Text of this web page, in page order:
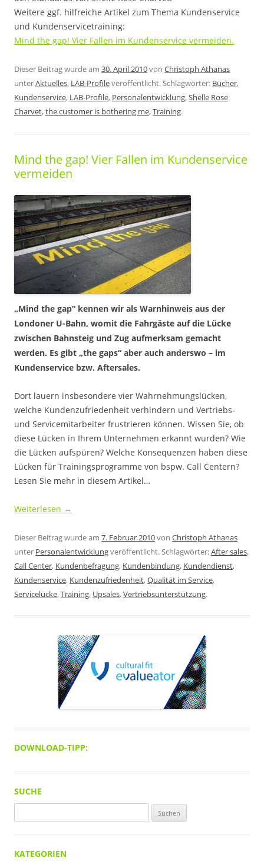
Weitere ggf. hilfreiche Artikel zum Thema Kundenservice
und Kundenservicetraining:
Mind the gap! Vier Fallen im Kundenservice vermeiden.
Dieser Beitrag wurde am 30. April 2010von Christoph Athanas
unterAktuelles, LAB-Profileveröffentlicht. Schlagwörter: Bücher,
Kundenservice, LAB-Profile, Personalentwicklung,Shelle Rose
Charvet,the customer is bothering me,Training.
Mind the gap! Vier Fallen im Kundenservice
vermeiden
„Mind the gap“ kennen wir als Warnhinweis aus der
Londoner U-Bahn, womit die Fahrgäste auf die Lücke
zwischen Bahnsteig und Zug aufmerksam gemacht
werden. Es gibt „the gaps“ aber auch anderswo – im
Kundenservice bzw. Aftersales.
Dort lauern insbesondere vier Wahrnehmungslücken,
welche Kundenzufriedenheit verhindern und Vertriebs-
und Servicemitarbeiter frustrieren können. Wissen Sie, ob
diese Lücken in Ihrem Unternehmen erkannt wurden? Wie
die Lücken aufspüren? Welche Konsequenzen haben diese
Lücken für Trainingsprogramme von bspw. Call Centern?
Lesen Sie mehr in diesem Artikel…
Weiterlesen →
Dieser Beitrag wurde am 7. Februar 2010von Christoph Athanas
unter Personalentwicklungveröffentlicht. Schlagwörter:After sales,
Call Center, Kundenbefragung, Kundenbindung, Kundendienst,
Kundenservice, Kundenzufriedenheit,Qualität im Service,
Servicelücke,Training, Upsales,Vertriebsunterstützung.
DOWNLOAD-TIPP:
SUCHE
nach:
KATEGORIEN